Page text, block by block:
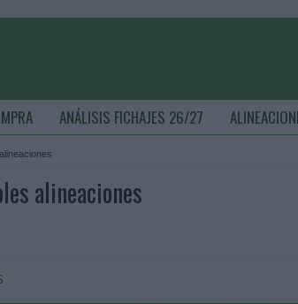
ANÁLISIS FICHAJES 26/27
alineaciones